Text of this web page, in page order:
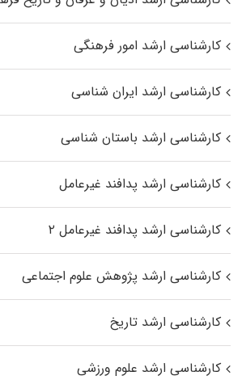
کارشناسی ارشد امور فرهنگی
کارشناسی ارشد ایران شناسی
کارشناسی ارشد باستان شناسی
کارشناسی ارشد پدافند غیرعامل
کارشناسی ارشد پدافند غیرعامل ۲
کارشناسی ارشد پژوهش علوم اجتماعی
کارشناسی ارشد تاریخ
کارشناسی ارشد علوم ورزشی